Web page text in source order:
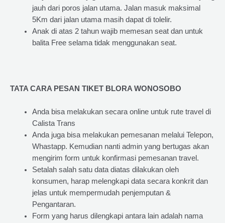
jauh dari poros jalan utama. Jalan masuk maksimal
5Km dari jalan utama masih dapat di tolelir.
Anak di atas 2 tahun wajib memesan seat dan untuk
balita Free selama tidak menggunakan seat.
TATA CARA PESAN TIKET BLORA WONOSOBO
Anda bisa melakukan secara online untuk rute travel di
Calista Trans
Anda juga bisa melakukan pemesanan melalui Telepon,
Whastapp. Kemudian nanti admin yang bertugas akan
mengirim form untuk konfirmasi pemesanan travel.
Setalah salah satu data diatas dilakukan oleh
konsumen, harap melengkapi data secara konkrit dan
jelas untuk mempermudah penjemputan &
Pengantaran.
Form yang harus dilengkapi antara lain adalah nama